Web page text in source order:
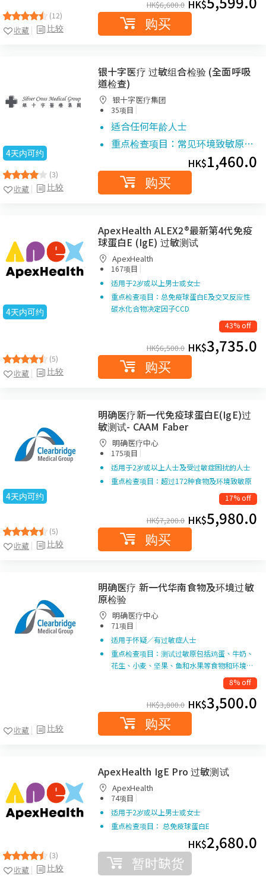
(12)
比较
收藏
HK$6,600.0 HK$
购买
4天内可约
(3)
比较
收藏
银十字医疗 过敏组合检验 (全面呼吸
道检查)
银十字医疗集团
35项目 |
适合任何年龄人士
重点检查项目： 常见环境致敏原…
HK$1,460.0
购买
4天内可约
(5)
比较
收藏
ApexHealth ALEX2®最新第4代免疫
球蛋白E (IgE) 过敏测试
ApexHealth
167项目 |
适用于2岁或以上男士或女士
重点检查项目：总免疫球蛋白E及交叉反应性
碳水化合物决定因子CCD
43% off
HK$6,500.0 HK$3,735.0
购买
4天内可约
(5)
比较
收藏
明确医疗新一代免疫球蛋白E(IgE)过
敏测试- CAAM Faber
明确医疗中心
175项目 |
适用于2岁或以上人士及受过敏症困扰的人士
重点检查项目：超过172种食物及环境致敏原
17% off
HK$7,200.0 HK$5,980.0
购买
比较
收藏
明确医疗 新一代华南食物及环境过敏
原检验
明确医疗中心
71项目 |
适用于怀疑／有过敏症人士
重点检查项目：测试过敏原包括鸡蛋、牛奶、
花生、小麦、坚果、鱼和水果等食物和环境…
8% off
HK$3,800.0 HK$3,500.0
购买
(3)
比较
收藏
ApexHealth IgE Pro 过敏测试
ApexHealth
74项目 |
适用于2岁或以上男士或女士
重点检查项目： 总免疫球蛋白E
HK$2,680.0
暂时缺货